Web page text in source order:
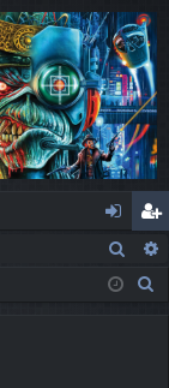
n
m
eg
ist